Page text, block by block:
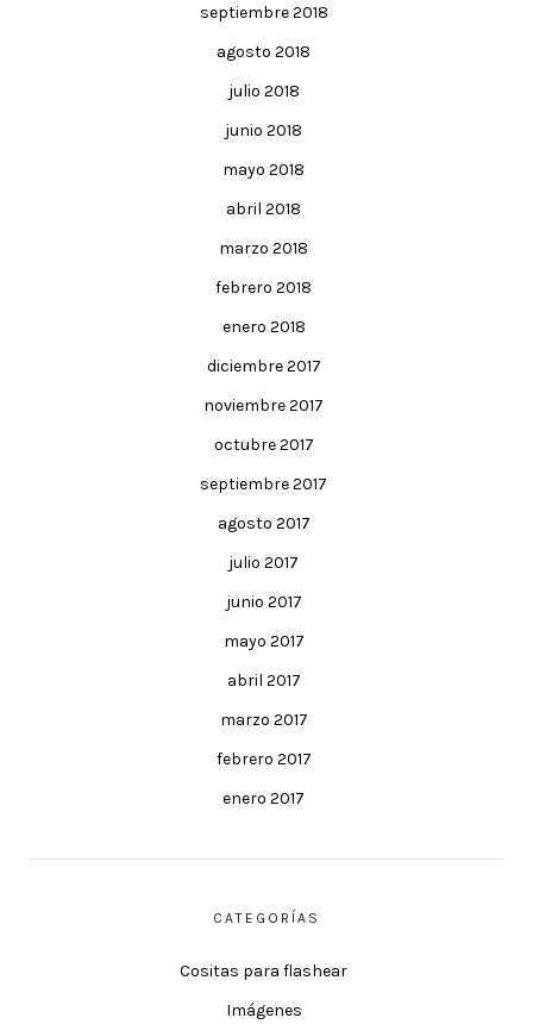
septiembre 2018
agosto 2018
julio 2018
junio 2018
mayo 2018
abril 2018
marzo 2018
febrero 2018
enero 2018
diciembre 2017
noviembre 2017
octubre 2017
septiembre 2017
agosto 2017
julio 2017
junio 2017
mayo 2017
abril 2017
marzo 2017
febrero 2017
enero 2017
CATEGORÍAS
Cositas para flashear
Imágenes